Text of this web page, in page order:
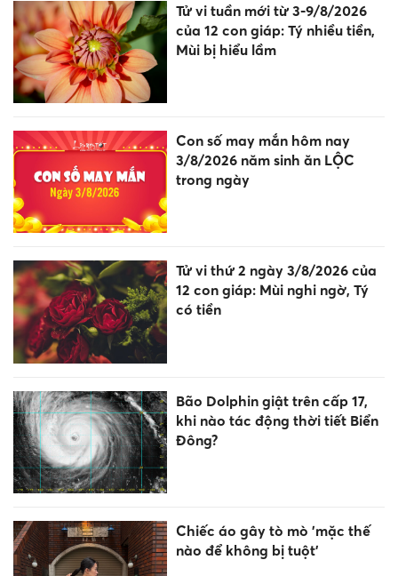
Tử vi tuần mới từ 3-9/8/2026
của 12 con giáp: Tý nhiều tiền,
Mùi bị hiểu lầm
Con số may mắn hôm nay
3/8/2026 năm sinh ăn LỘC
trong ngày
Tử vi thứ 2 ngày 3/8/2026 của
12 con giáp: Mùi nghi ngờ, Tý
có tiền
Bão Dolphin giật trên cấp 17,
khi nào tác động thời tiết Biển
Đông?
Chiếc áo gây tò mò 'mặc thế
nào để không bị tuột'